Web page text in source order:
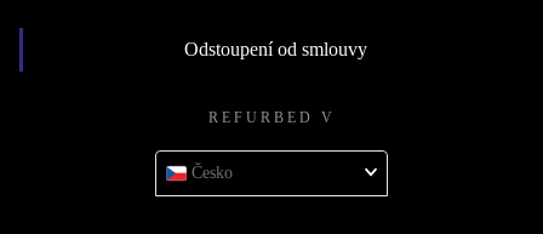
Odstoupení od smlouvy
REFURBED V
Česko